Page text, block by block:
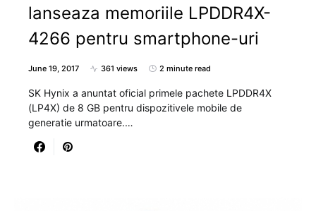
lanseaza memoriile LPDDR4X-
4266 pentru smartphone-uri
June 19, 2017 361 views 2 minute read
SK Hynix a anuntat oficial primele pachete LPDDR4X
(LP4X) de 8 GB pentru dispozitivele mobile de
generatie urmatoare.…